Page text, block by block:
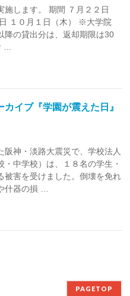
施します。 期間 ７月２２日
１０月１日（木） ※大学院
降の貸出分は、返却期限は30
…
イブ『学園が震えた日』
神・淡路大震災で、学校法人
中学校）は、１８名の学生・
被害を受けました。倒壊を免れ
什器の損 …
PAGETOP